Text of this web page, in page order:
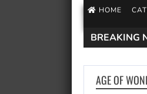
HOME
BREAKING
AGE OF